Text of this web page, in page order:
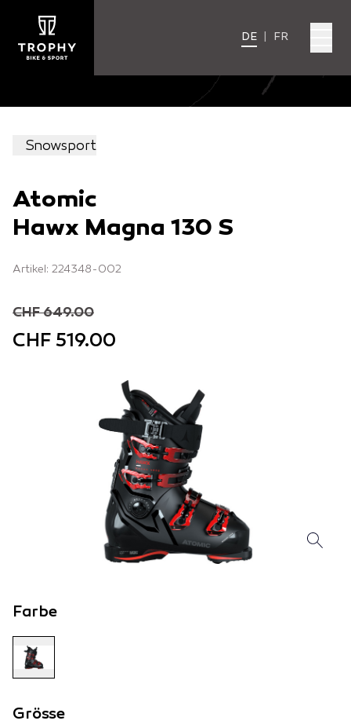
DE FR
Snowsport
Atomic
Hawx Magna 130 S
Artikel: 224348-002
CHF 649.00
CHF 519.00
Farbe
Grösse